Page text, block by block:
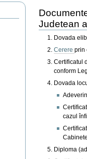
Judetean
Dovada
Cerere prin
Certificatul
conform
Dovada
cazul
Diploma